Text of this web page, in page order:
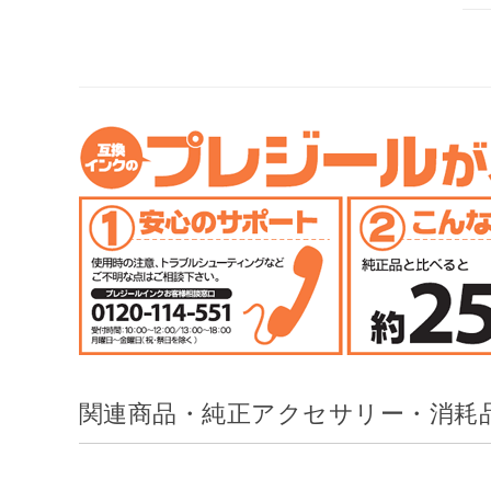
関連商品・純正アクセサリー・消耗